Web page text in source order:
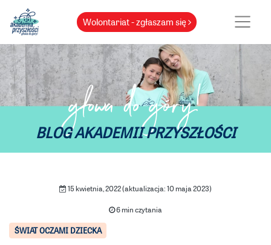
Wolontariat - zgłaszam się
głowa do góry!
BLOG AKADEMII PRZYSZŁOŚCI
15 kwietnia, 2022 (aktualizacja: 10 maja 2023)
6 min czytania
ŚWIAT OCZAMI DZIECKA